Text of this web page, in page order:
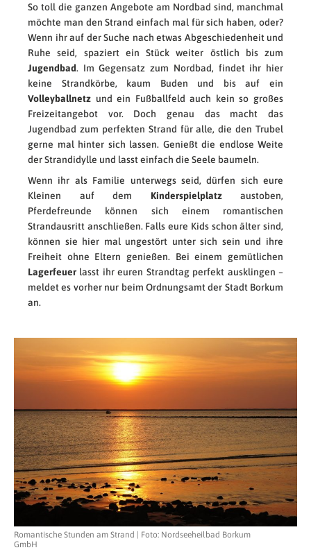
So toll die ganzen Angebote am Nordbad sind, manchmal
möchte man den Strand einfach mal für sich haben, oder?
Wenn ihr auf der Suche nach etwas Abgeschiedenheit und
Ruhe seid, spaziert ein Stück weiter östlich bis zum
Jugendbad. Im Gegensatz zum Nordbad, findet ihr hier
keine Strandkörbe, kaum Buden und bis auf ein
Volleyballnetz und ein Fußballfeld auch kein so großes
Freizeitangebot vor. Doch genau das macht das
Jugendbad zum perfekten Strand für alle, die den Trubel
gerne mal hinter sich lassen. Genießt die endlose Weite
der Strandidylle und lasst einfach die Seele baumeln.
Wenn ihr als Familie unterwegs seid, dürfen sich eure
Kleinen auf dem Kinderspielplatzaustoben,
Pferdefreunde können sich einem romantischen
Strandausritt anschließen. Falls eure Kids schon älter sind,
können sie hier mal ungestört unter sich sein und ihre
Freiheit ohne Eltern genießen. Bei einem gemütlichen
Lagerfeuer lasst ihr euren Strandtag perfekt ausklingen –
meldet es vorher nur beim Ordnungsamt der Stadt Borkum
an.
Romantische Stunden am Strand | Foto: Nordseeheilbad Borkum
GmbH